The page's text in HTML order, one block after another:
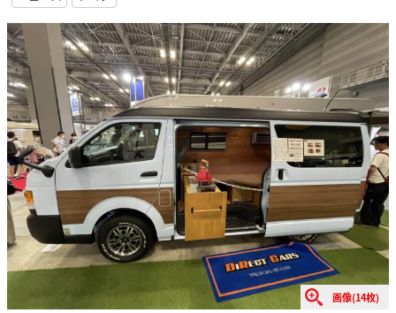
画像(14枚)